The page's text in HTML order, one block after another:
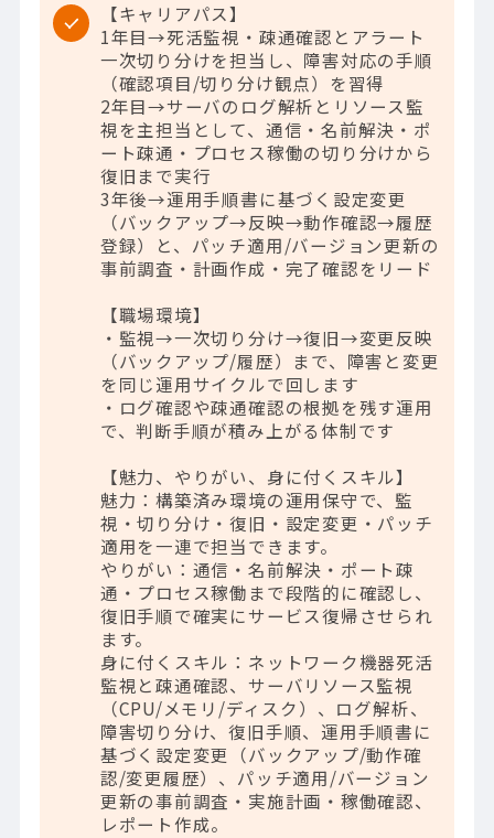
【キャリアパス】
1年目→死活監視・疎通確認とアラート
一次切り分けを担当し、障害対応の手順
（確認項目/切り分け観点）を習得
2年目→サーバのログ解析とリソース監
視を主担当として、通信・名前解決・ポ
ート疎通・プロセス稼働の切り分けから
復旧まで実行
3年後→運用手順書に基づく設定変更
（バックアップ→反映→動作確認→履歴
登録）と、パッチ適用/バージョン更新の
事前調査・計画作成・完了確認をリード
【職場環境】
・監視→一次切り分け→復旧→変更反映
（バックアップ/履歴）まで、障害と変更
を同じ運用サイクルで回します
・ログ確認や疎通確認の根拠を残す運用
で、判断手順が積み上がる体制です
【魅力、やりがい、身に付くスキル】
魅力：構築済み環境の運用保守で、監
視・切り分け・復旧・設定変更・パッチ
適用を一連で担当できます。
やりがい：通信・名前解決・ポート疎
通・プロセス稼働まで段階的に確認し、
復旧手順で確実にサービス復帰させられ
ます。
身に付くスキル：ネットワーク機器死活
監視と疎通確認、サーバリソース監視
（CPU/メモリ/ディスク）、ログ解析、
障害切り分け、復旧手順、運用手順書に
基づく設定変更（バックアップ/動作確
認/変更履歴）、パッチ適用/バージョン
更新の事前調査・実施計画・稼働確認、
レポート作成。